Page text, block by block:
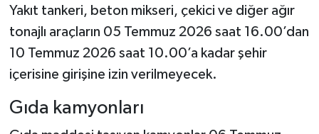
Yakıt tankeri, beton mikseri, çekici ve diğer ağır
tonajlı araçların 05 Temmuz 2026 saat 16.00’dan
10 Temmuz 2026 saat 10.00’a kadar şehir
içerisine girişine izin verilmeyecek.
Gıda kamyonları